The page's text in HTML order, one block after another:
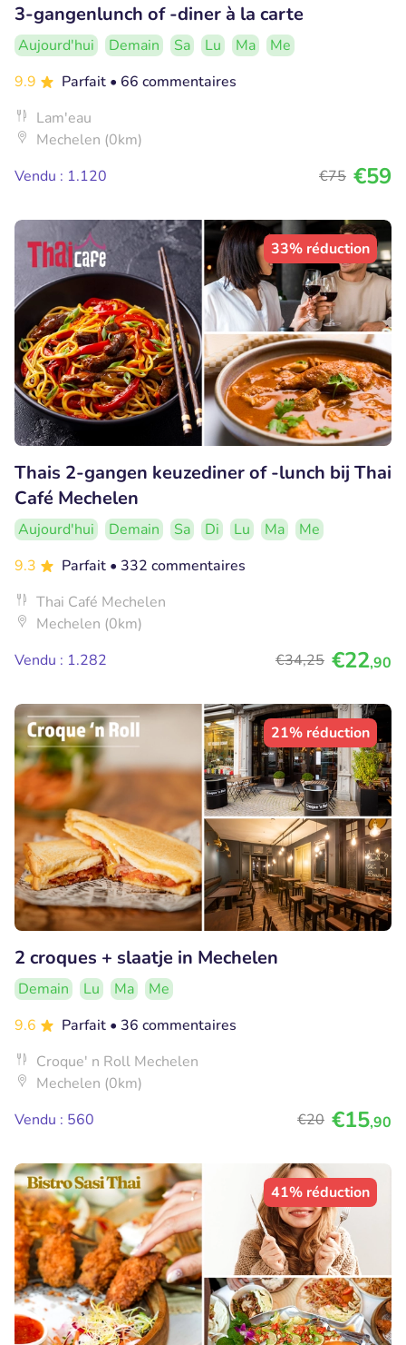
3-gangenlunch of -diner à la carte
Aujourd'hui Demain Sa Lu Ma
Me
9.9
Parfait • 66 commentaires
Lam'eau
Mechelen (0km)
Vendu : 1.120
€75 €59
33% réduction
Thais 2-gangen keuzediner of -lunch bij Thai
Café Mechelen
Aujourd'hui Demain Sa Di Lu Ma
Me
9.3
Parfait • 332 commentaires
Thai Café Mechelen
Mechelen (0km)
Vendu : 1.282
€34,25 €22,90
21% réduction
2 croques + slaatje in Mechelen
Demain Lu Ma
Me
9.6
Parfait • 36 commentaires
Croque' n Roll Mechelen
Mechelen (0km)
Vendu : 560
€20 €15,90
41% réduction